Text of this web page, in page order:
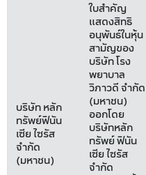
บริษัท หลัก
ทรัพย์ฟินัน
เซีย ไซรัส
จำกัด
(มหาชน)
ใบสำคัญ
แสดงสิทธิ
อนุพันธ์ในหุ้น
สามัญของ
บริษัท โรง
พยาบาล
วิภาวดี จำกัด
(มหาชน)
ออกโดย
บริษัทหลัก
ทรัพย์ ฟินัน
เซีย ไซรัส
จำกัด